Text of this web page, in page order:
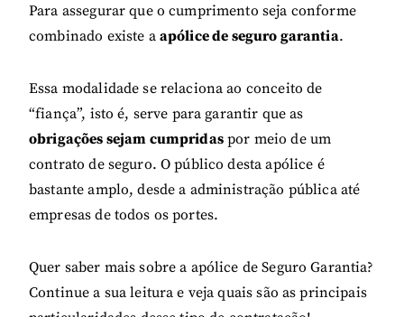
Para assegurar que o cumprimento seja conforme
combinado existe a apólice de seguro garantia.
Essa modalidade se relaciona ao conceito de
“fiança”, isto é, serve para garantir que as
obrigações sejam cumpridaspor meio de um
contrato de seguro. O público desta apólice é
bastante amplo, desde a administração pública até
empresas de todos os portes.
Quer saber mais sobre a apólice de Seguro Garantia?
Continue a sua leitura e veja quais são as principais